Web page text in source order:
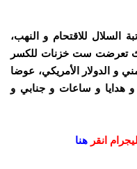
تبة السلال للاقتحام و النهب،
تشرين أول 2016. حيث تعرضت ست خزنات للكسر
و الدولار الأمريكي، عوضا
هدايا و ساعات و جنابي و
انقر هنا